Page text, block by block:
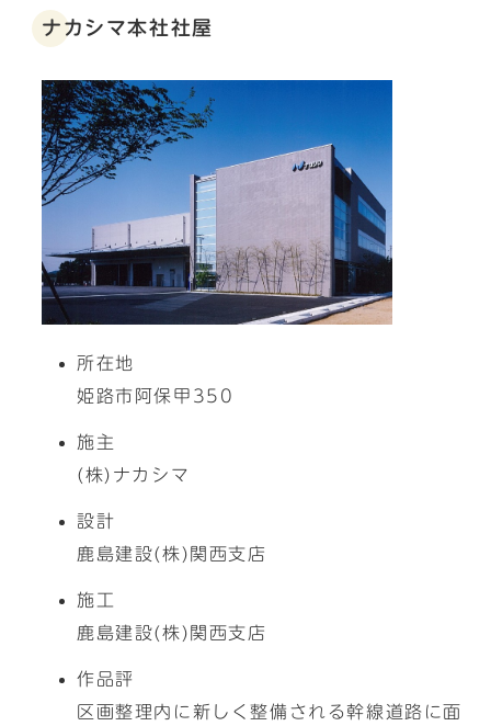
ナカシマ本社社屋
所在地
姫路市阿保甲350
施主
(株)ナカシマ
設計
鹿島建設(株)関西支店
施工
鹿島建設(株)関西支店
作品評
区画整理内に新しく整備される幹線道路に面